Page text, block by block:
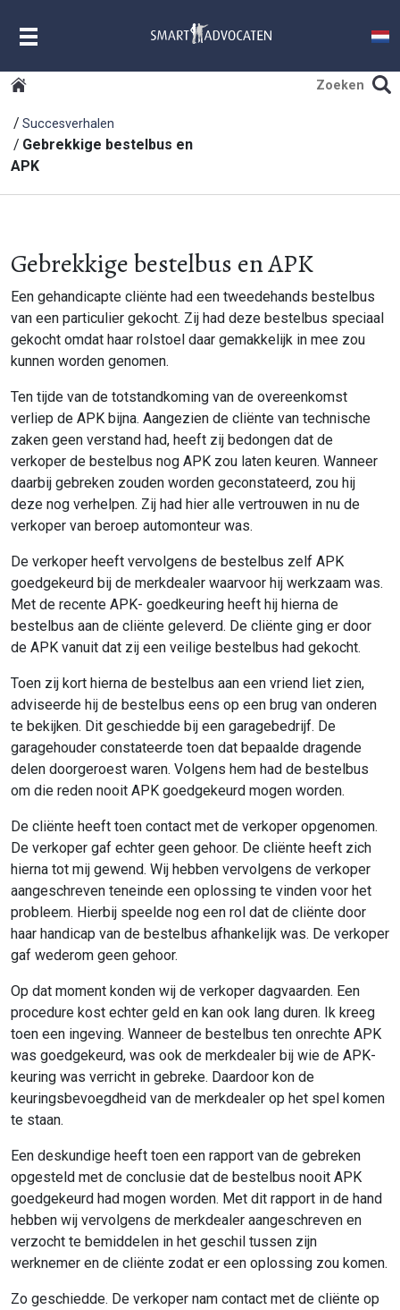
Succesverhalen
Gebrekkige bestelbus en
APK
Gebrekkige bestelbus en APK
Een gehandicapte cliënte had een tweedehands bestelbus
van een particulier gekocht. Zij had deze bestelbus speciaal
gekocht omdat haar rolstoel daar gemakkelijk in mee zou
kunnen worden genomen.
Ten tijde van de totstandkoming van de overeenkomst
verliep de APK bijna. Aangezien de cliënte van technische
zaken geen verstand had, heeft zij bedongen dat de
verkoper de bestelbus nog APK zou laten keuren. Wanneer
daarbij gebreken zouden worden geconstateerd, zou hij
deze nog verhelpen. Zij had hier alle vertrouwen in nu de
verkoper van beroep automonteur was.
De verkoper heeft vervolgens de bestelbus zelf APK
goedgekeurd bij de merkdealer waarvoor hij werkzaam was.
Met de recente APK- goedkeuring heeft hij hierna de
bestelbus aan de cliënte geleverd. De cliënte ging er door
de APK vanuit dat zij een veilige bestelbus had gekocht.
Toen zij kort hierna de bestelbus aan een vriend liet zien,
adviseerde hij de bestelbus eens op een brug van onderen
te bekijken. Dit geschiedde bij een garagebedrijf. De
garagehouder constateerde toen dat bepaalde dragende
delen doorgeroest waren. Volgens hem had de bestelbus
om die reden nooit APK goedgekeurd mogen worden.
De cliënte heeft toen contact met de verkoper opgenomen.
De verkoper gaf echter geen gehoor. De cliënte heeft zich
hierna tot mij gewend. Wij hebben vervolgens de verkoper
aangeschreven teneinde een oplossing te vinden voor het
probleem. Hierbij speelde nog een rol dat de cliënte door
haar handicap van de bestelbus afhankelijk was. De verkoper
gaf wederom geen gehoor.
Op dat moment konden wij de verkoper dagvaarden. Een
procedure kost echter geld en kan ook lang duren. Ik kreeg
toen een ingeving. Wanneer de bestelbus ten onrechte APK
was goedgekeurd, was ook de merkdealer bij wie de APK-
keuring was verricht in gebreke. Daardoor kon de
keuringsbevoegdheid van de merkdealer op het spel komen
te staan.
Een deskundige heeft toen een rapport van de gebreken
opgesteld met de conclusie dat de bestelbus nooit APK
goedgekeurd had mogen worden. Met dit rapport in de hand
hebben wij vervolgens de merkdealer aangeschreven en
verzocht te bemiddelen in het geschil tussen zijn
werknemer en de cliënte zodat er een oplossing zou komen.
Zo geschiedde. De verkoper nam contact met de cliënte op